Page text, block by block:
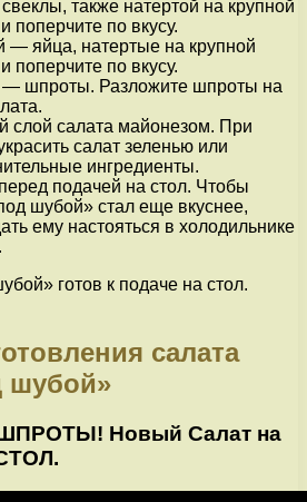
также натертой на крупной
поперчите по вкусу.
яйца, натертые на крупной
поперчите по вкусу.
— шпроты. Разложите шпроты на
слой салата майонезом. При
салат зеленью или
ингредиенты.
подачей на стол. Чтобы
шубой» стал еще вкуснее,
ему настояться в холодильнике
готов к подаче на стол.
салата
шубой»
Новый Салат на